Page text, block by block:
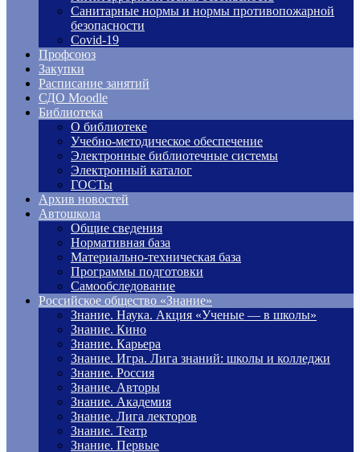
Санитарные нормы и нормы противопожарной
безопасности
Covid-19
Профсоюз
Закупки
Расписание занятий
СДО Moodle
Библиотека
О библиотеке
Учебно-методическое обеспечение
Электронные библиотечные системы
Электронный каталог
ГОСТы
Архив новостей
Автошкола
Общие сведения
Нормативная база
Материально-техническая база
Программы подготовки
Самообследование
Российское общество «Знание»
Знание. Наука. Акция «Ученые — в школы»
Знание. Кино
Знание. Карьера
Знание. Игра. Лига знаний: школы и колледжи
Знание. Россия
Знание. Авторы
Знание. Академия
Знание. Лига лекторов
Знание. Театр
Знание. Первые